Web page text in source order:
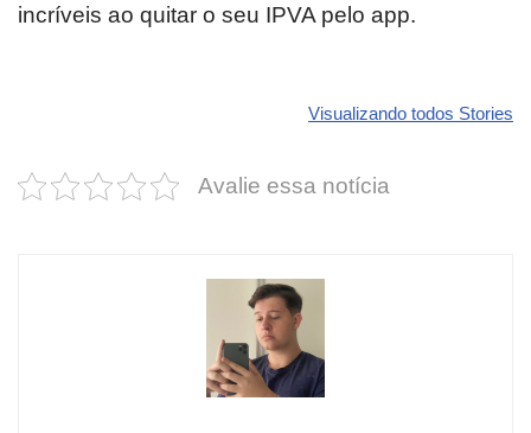
incríveis ao quitar o seu IPVA pelo app.
Visualizando todos Stories
2025!
Dodge pode ter
de emoção
que
Avalie essa notícia